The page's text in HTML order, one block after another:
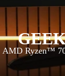
AMD Ryzen™